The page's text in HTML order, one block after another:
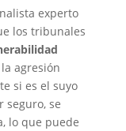
experto
los tribunales
agresión
si es el suyo
seguro, se
lo que puede